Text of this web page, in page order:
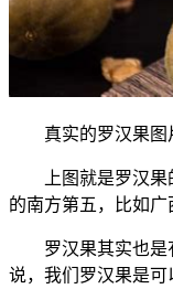
真实的罗汉果图
上图就是罗汉果的
的南方第五，比如广
罗汉果其实也是有
说，我们罗汉果是